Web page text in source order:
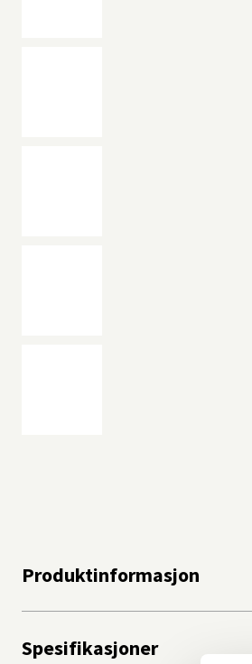
Produktinformasjon
Spesifikasjoner